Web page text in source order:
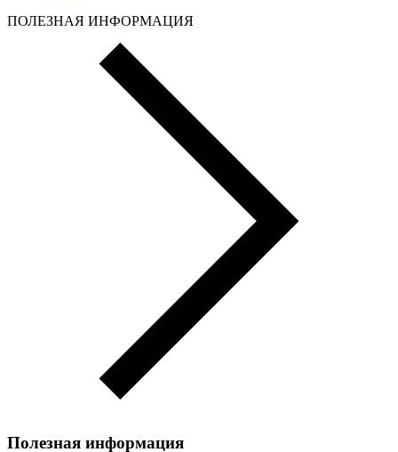
ПОЛЕЗНАЯ ИНФОРМАЦИЯ
Полезная информация